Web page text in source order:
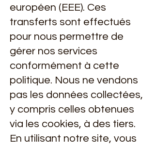
européen (EEE). Ces
transferts sont effectués
pour nous permettre de
gérer nos services
conformément à cette
politique. Nous ne vendons
pas les données collectées,
y compris celles obtenues
via les cookies, à des tiers.
En utilisant notre site, vous